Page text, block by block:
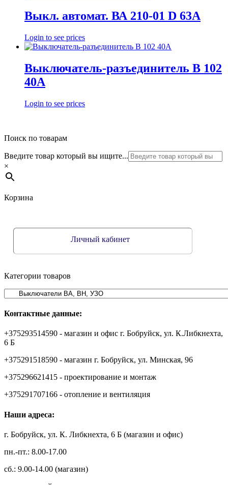
Выкл. автомат. ВА 210-01 D 63А
Login to see prices
Выключатель-разъединитель В 102
40А
Login to see prices
Поиск по товарам
Введите товар который вы ищите...
×
Корзина
Личный кабинет
Категории товаров
Контактные данные:
+375293514590 - магазин и офис г. Бобруйск, ул. К.Либкнехта,
6 Б
+375291518590 - магазин г. Бобруйск, ул. Минская, 96
+375296621415 - проектирование и монтаж
+375291707166 - отопление и вентиляция
Наши адреса:
г. Бобруйск, ул. К. Либкнехта, 6 Б (магазин и офис)
пн.-пт.: 8.00-17.00
сб.: 9.00-14.00 (магазин)